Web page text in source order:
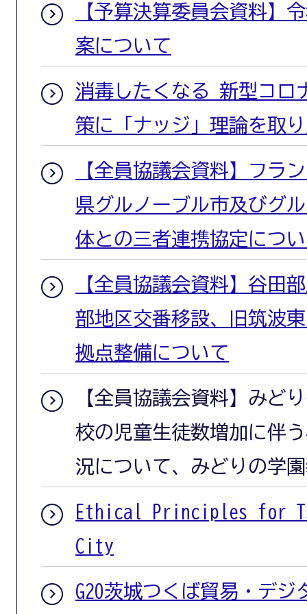
【予算決算委員会資料】
案について
消毒したくなる 新型コロ
策に「ナッジ」理論を取
【全員協議会資料】フラ
県グルノーブル市及びグ
体との三者連携協定につ
【全員協議会資料】谷田
部地区交番移設、旧筑波
拠点整備について
【全員協議会資料】みど
校の児童生徒数増加に伴
況について、みどりの学
Ethical Principles for
City
G20茨城つくば貿易・デジ